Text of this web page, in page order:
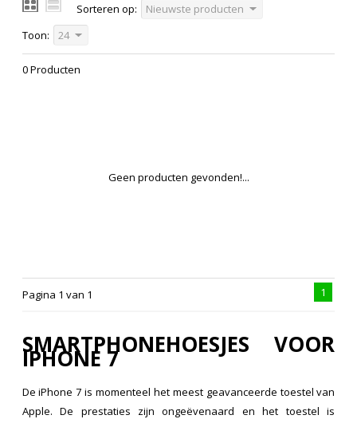
Sorteren op:
Nieuwste producten
Toon:
24
0 Producten
Geen producten gevonden!...
Pagina 1 van 1 1
SMARTPHONEHOESJES VOOR
IPHONE 7
De iPhone 7 is momenteel het meest geavanceerde toestel van
Apple. De prestaties zijn ongeëvenaard en het toestel is